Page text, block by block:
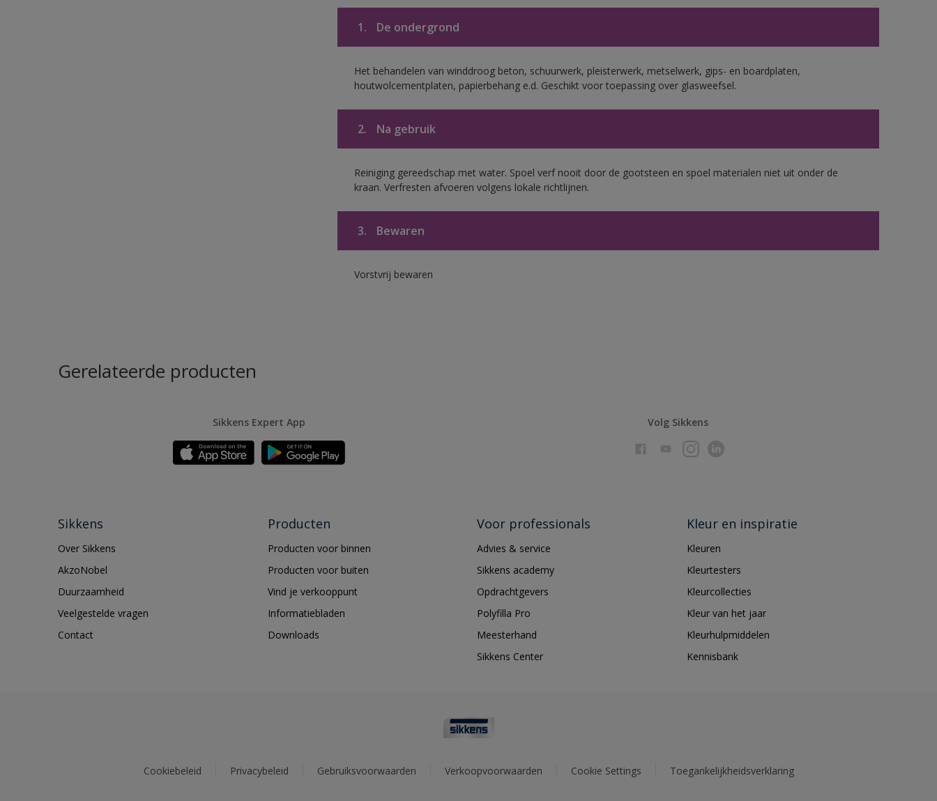
1. De ondergrond
Het behandelen van winddroog beton, schuurwerk, pleisterwerk, metselwerk, gips- en boardplaten,
houtwolcementplaten, papierbehang e.d. Geschikt voor toepassing over glasweefsel.
2. Na gebruik
Reiniging gereedschap met water. Spoel verf nooit door de gootsteen en spoel materialen niet uit onder de
kraan. Verfresten afvoeren volgens lokale richtlijnen.
3. Bewaren
Vorstvrij bewaren
Gerelateerde producten
Sikkens Expert App Volg Sikkens
Sikkens
Over Sikkens
AkzoNobel
Duurzaamheid
Veelgestelde vragen
Contact
Producten
Producten voor binnen
Producten voor buiten
Vind je verkooppunt
Informatiebladen
Downloads
Voor professionals
Advies & service
Sikkens academy
Opdrachtgevers
Polyfilla Pro
Meesterhand
Sikkens Center
Kleur en inspiratie
Kleuren
Kleurtesters
Kleurcollecties
Kleur van het jaar
Kleurhulpmiddelen
Kennisbank
Cookiebeleid Privacybeleid Gebruiksvoorwaarden Verkoopvoorwaarden Cookie Settings Toegankelijkheidsverklaring